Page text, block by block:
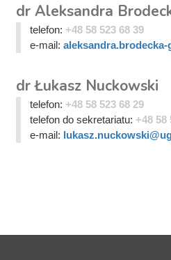
dr Aleksandra
telefon: +48 58 523 68 39
e-mail:
dr Łukasz Nuckowski
telefon: +48 58 523 68 29
telefon do sekretariatu: +48 58
e-mail: